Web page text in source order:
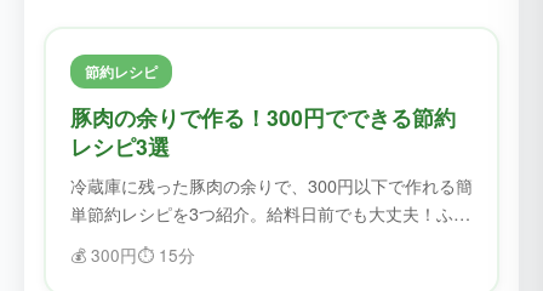
節約レシピ
豚肉の余りで作る！300円でできる節約
レシピ3選
冷蔵庫に残った豚肉の余りで、300円以下で作れる簡
単節約レシピを3つ紹介。給料日前でも大丈夫！ふど
ろすで食材を無駄にせず、美味しく節約。
💰 300円⏱️ 15分